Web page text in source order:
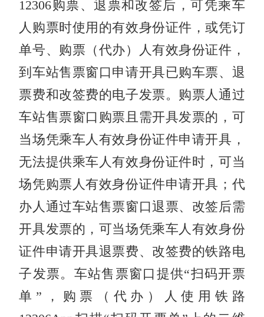
12306购票、退票和改签后，可凭乘车
人购票时使用的有效身份证件，或凭订
单号、购票（代办）人有效身份证件，
到车站售票窗口申请开具已购车票、退
票费和改签费的电子发票。购票人通过
车站售票窗口购票且需开具发票的，可
当场凭乘车人有效身份证件申请开具，
无法提供乘车人有效身份证件时，可当
场凭购票人有效身份证件申请开具；代
办人通过车站售票窗口退票、改签后需
开具发票的，可当场凭乘车人有效身份
证件申请开具退票费、改签费的铁路电
子发票。车站售票窗口提供“扫码开票
单”，购票（代办）人使用铁路